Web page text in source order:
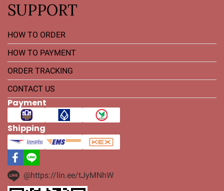
SUPPORT
HOW TO ORDER
HOW TO PAYMENT
ORDER TRACKING
CONTACT US
Payment
Shipping
@https://lin.ee/tJyMNhW